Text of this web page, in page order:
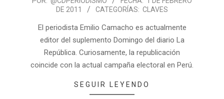
DE 2011
CATEGORÍAS: CLAVES
El periodista Emilio Camacho es actualmente
editor del suplemento Domingo del diario La
República. Curiosamente, la republicación
coincide con la actual campaña electoral en Perú.
SEGUIR LEYENDO